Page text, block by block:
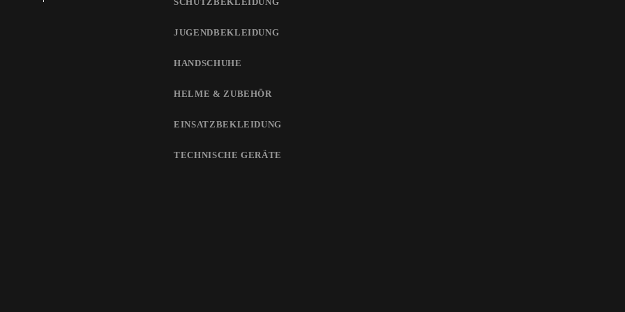
JUGENDBEKLEIDUNG
HANDSCHUHE
HELME & ZUBEHÖR
EINSATZBEKLEIDUNG
TECHNISCHE GERÄTE